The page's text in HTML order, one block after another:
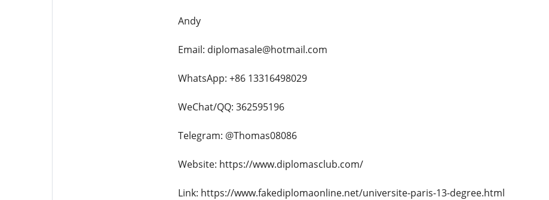
Andy
Email: diplomasale@hotmail.com
WhatsApp: +86 13316498029
WeChat/QQ: 362595196
Telegram: @Thomas08086
Website: https://www.diplomasclub.com/
Link: https://www.fakediplomaonline.net/universite-paris-13-degree.html